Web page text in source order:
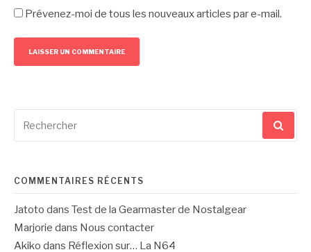
Prévenez-moi de tous les nouveaux articles par e-mail.
pour
COMMENTAIRES RÉCENTS
Jatoto dans Test de la Gearmaster de Nostalgear
Marjorie dans Nous contacter
Akiko dans Réflexion sur… La N64